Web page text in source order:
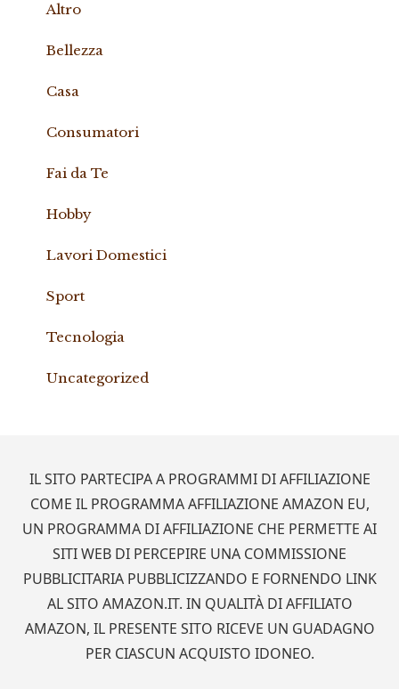
Altro
Bellezza
Casa
Consumatori
Fai da Te
Hobby
Lavori Domestici
Sport
Tecnologia
Uncategorized
IL SITO PARTECIPA A PROGRAMMI DI AFFILIAZIONE
COME IL PROGRAMMA AFFILIAZIONE AMAZON EU,
UN PROGRAMMA DI AFFILIAZIONE CHE PERMETTE AI
SITI WEB DI PERCEPIRE UNA COMMISSIONE
PUBBLICITARIA PUBBLICIZZANDO E FORNENDO LINK
AL SITO AMAZON.IT. IN QUALITÀ DI AFFILIATO
AMAZON, IL PRESENTE SITO RICEVE UN GUADAGNO
PER CIASCUN ACQUISTO IDONEO.